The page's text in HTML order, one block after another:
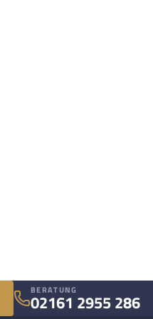
BERATUNG
02161 2955 286